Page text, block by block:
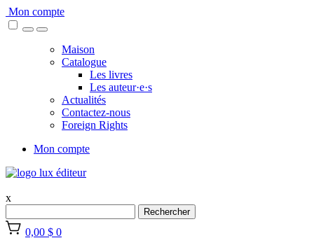
Skip
to
Mon compte
Maison
Catalogue
Les livres
Les auteur·e·s
Actualités
Contactez-nous
Foreign Rights
Mon compte
x
Rechercher
0,00 $ 0